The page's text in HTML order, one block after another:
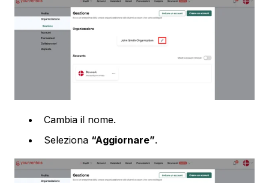
Cambia il nome.
Seleziona “Aggiornare”.